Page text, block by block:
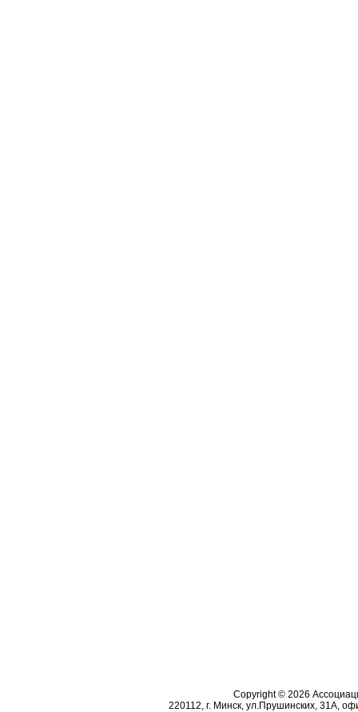
Copyright © 2026
220112, г. Минск, ул.Прушинских, 31А,